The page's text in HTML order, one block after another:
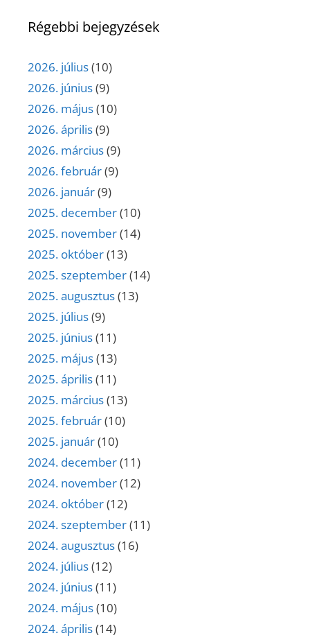
Régebbi bejegyzések
2026. július(10)
2026. június(9)
2026. május(10)
2026. április(9)
2026. március(9)
2026. február(9)
2026. január(9)
2025. december(10)
2025. november(14)
2025. október(13)
2025. szeptember(14)
2025. augusztus(13)
2025. július(9)
2025. június(11)
2025. május(13)
2025. április(11)
2025. március(13)
2025. február(10)
2025. január(10)
2024. december(11)
2024. november(12)
2024. október(12)
2024. szeptember(11)
2024. augusztus(16)
2024. július(12)
2024. június(11)
2024. május(10)
2024. április(14)